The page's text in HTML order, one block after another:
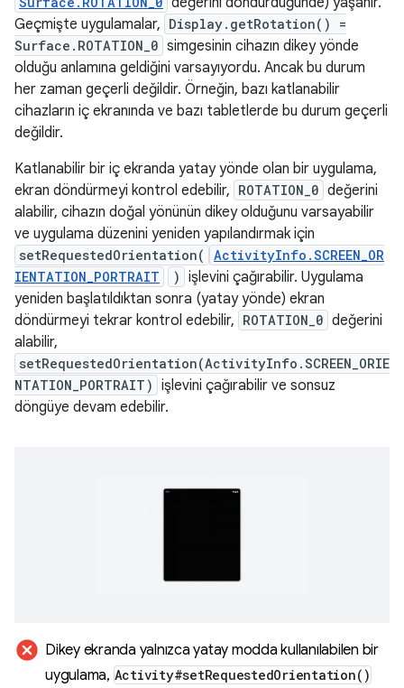
Geçmişte uygulamalar, Display.getRotation() =
Surface.ROTATION_0 simgesinin cihazın dikey yönde
olduğu anlamına geldiğini varsayıyordu. Ancak bu durum
her zaman geçerli değildir. Örneğin, bazı katlanabilir
cihazların iç ekranında ve bazı tabletlerde bu durum geçerli
değildir.
Katlanabilir bir iç ekranda yatay yönde olan bir uygulama,
ekran döndürmeyi kontrol edebilir, ROTATION_0 değerini
alabilir, cihazın doğal yönünün dikey olduğunu varsayabilir
ve uygulama düzenini yeniden yapılandırmak için
setRequestedOrientation(
ActivityInfo.SCREEN_OR
IENTATION_PORTRAIT
) işlevini çağırabilir. Uygulama
yeniden başlatıldıktan sonra (yatay yönde) ekran
döndürmeyi tekrar kontrol edebilir, ROTATION_0 değerini
alabilir,
setRequestedOrientation(ActivityInfo.SCREEN_ORIE
NTATION_PORTRAIT) işlevini çağırabilir ve sonsuz
döngüye devam edebilir.
cancel Dikey ekranda yalnızca yatay modda kullanılabilen bir
uygulama, Activity#setRequestedOrientation( )